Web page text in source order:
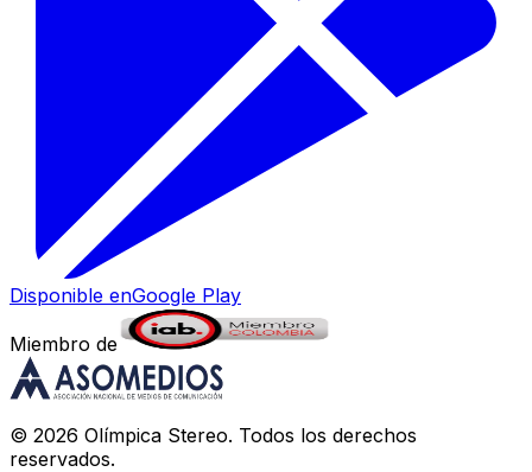
Disponible enGoogle Play
Miembro de
© 2026 Olímpica Stereo. Todos los derechos
reservados.